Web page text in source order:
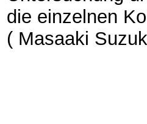
die einzelnen
( Masaaki